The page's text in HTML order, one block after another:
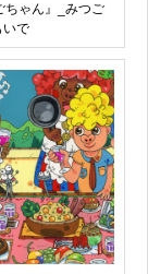
ちゃん』_みつご
いで